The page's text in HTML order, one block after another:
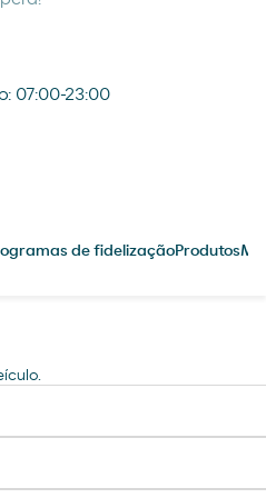
07:00-23:00
de fidelizaçãoProdutos